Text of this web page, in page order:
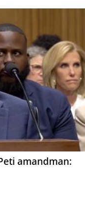
amandman: